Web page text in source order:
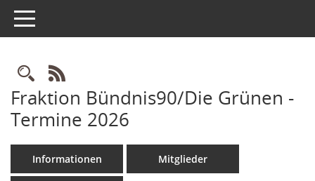
Toggle navigation
Rechercheauswahl
RSS-Feed
Fraktion Bündnis90/Die Grünen -
Termine 2026
Informationen Mitglieder